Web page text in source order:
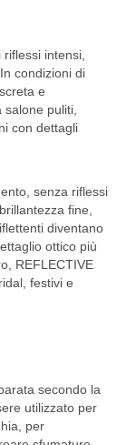
intensi,
condizioni di
e
puliti,
con dettagli
senza riflessi
fine,
diventano
ottico più
REFLECTIVE
festivi e
secondo la
utilizzato per
per